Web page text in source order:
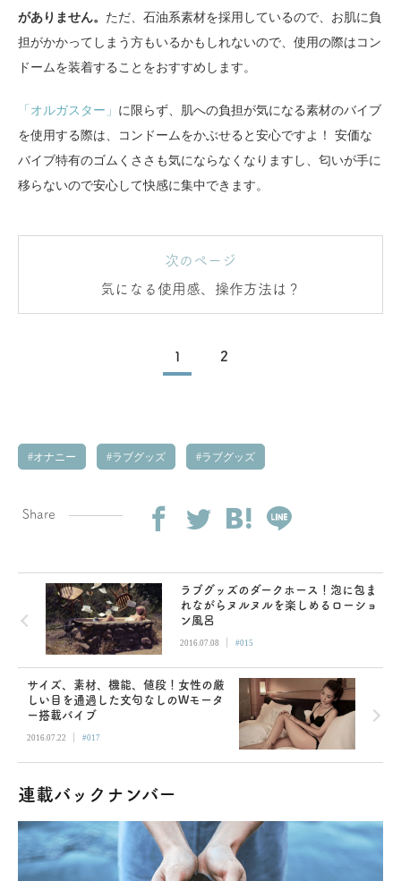
がありません。 ただ、石油系素材を採用しているので、お肌に負
担がかかってしまう方もいるかもしれないので、使用の際はコン
ドームを装着することをおすすめします。
「オルガスター」 に限らず、肌への負担が気になる素材のバイブ
を使用する際は、コンドームをかぶせると安心ですよ！ 安価な
バイブ特有のゴムくささも気にならなくなりますし、匂いが手に
移らないので安心して快感に集中できます。
次のページ
気になる使用感、操作方法は？
1 2
オナニー ラブグッズ ラブグッズ
Share
ラブグッズのダークホース！泡に包ま
れながらヌルヌルを楽しめるローショ
ン風呂
2016.07.08 | #015
サイズ、素材、機能、値段！女性の厳
しい目を通過した文句なしのWモータ
ー搭載バイブ
2016.07.22 | #017
連載バックナンバー